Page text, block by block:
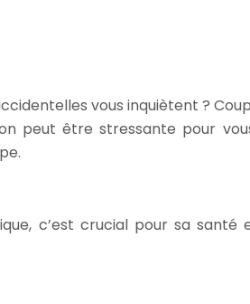
vous inquiètent ?
être stressante pour
c’est crucial pour sa